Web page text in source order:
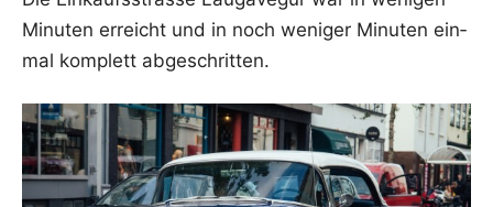
Minu­ten erreicht und in noch weni­ger Minu­ten ein­
mal kom­plett abgeschritten.